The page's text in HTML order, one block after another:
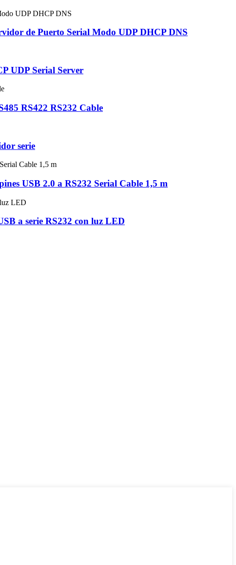
de Puerto Serial Modo UDP DHCP DNS
UDP Serial Server
RS422 RS232 Cable
serie
USB 2.0 a RS232 Serial Cable 1,5 m
a serie RS232 con luz LED